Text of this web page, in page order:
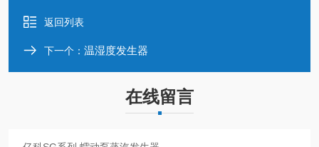
返回列表
下一个： 温湿度发生器
在线留言